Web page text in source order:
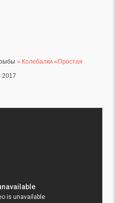
» Колебалки «Простая
2017